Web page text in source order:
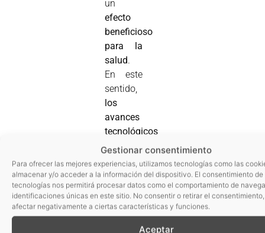
Gestionar consentimiento
Para ofrecer las mejores experiencias, utilizamos tecnologías como las
almacenar y/o acceder a la información del dispositivo. El consentimiento de
tecnologías nos permitirá procesar datos como el comportamiento de
identificaciones únicas en este sitio. No consentir o retirar el
afectar negativamente a ciertas características y funciones.
Aceptar
un
efecto
beneficioso
para la
salud.
En este
sentido,
los
avances
tecnológicos
han
permitido
que las
empresas
puedan
dar